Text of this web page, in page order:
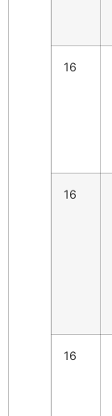
16
16
16